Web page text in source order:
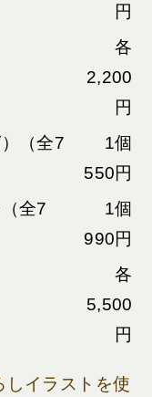
円
各
2,200
円
（全7
1個
550円
全7
1個
990円
各
5,500
円
しイラストを使